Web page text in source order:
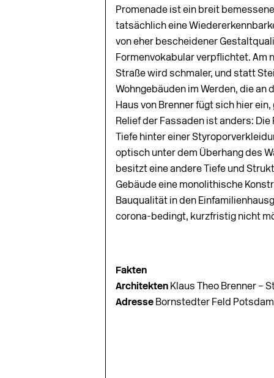
Promenade ist ein breit
tatsächlich eine
von eher bescheidener
Formenvokabular verpflichtet. Am
Straße wird schmaler, und statt
Wohngebäuden im Werden, die an
Haus von Brenner fügt sich hier
Relief der Fassaden ist anders:
Tiefe hinter einer
optisch unter dem Überhang des
besitzt eine andere Tiefe und
Gebäude eine monolithische
Bauqualität in den
corona-bedingt, kurzfristig nicht
Fakten
Architekten Klaus Theo Brenner –
Adresse Bornstedter Feld Potsdam